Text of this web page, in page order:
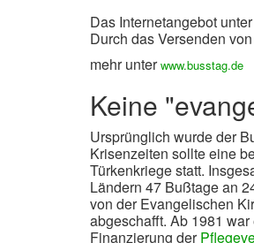
Das Internetangebot
Durch das Versenden
mehr unterwww.busstag.de
Keine
Ursprünglich wurde der
Krisenzeiten sollte eine
Türkenkriege statt.
Ländern 47 Bußtage an
von der Evangelischen
abgeschafft. Ab 1981
Finanzierung der